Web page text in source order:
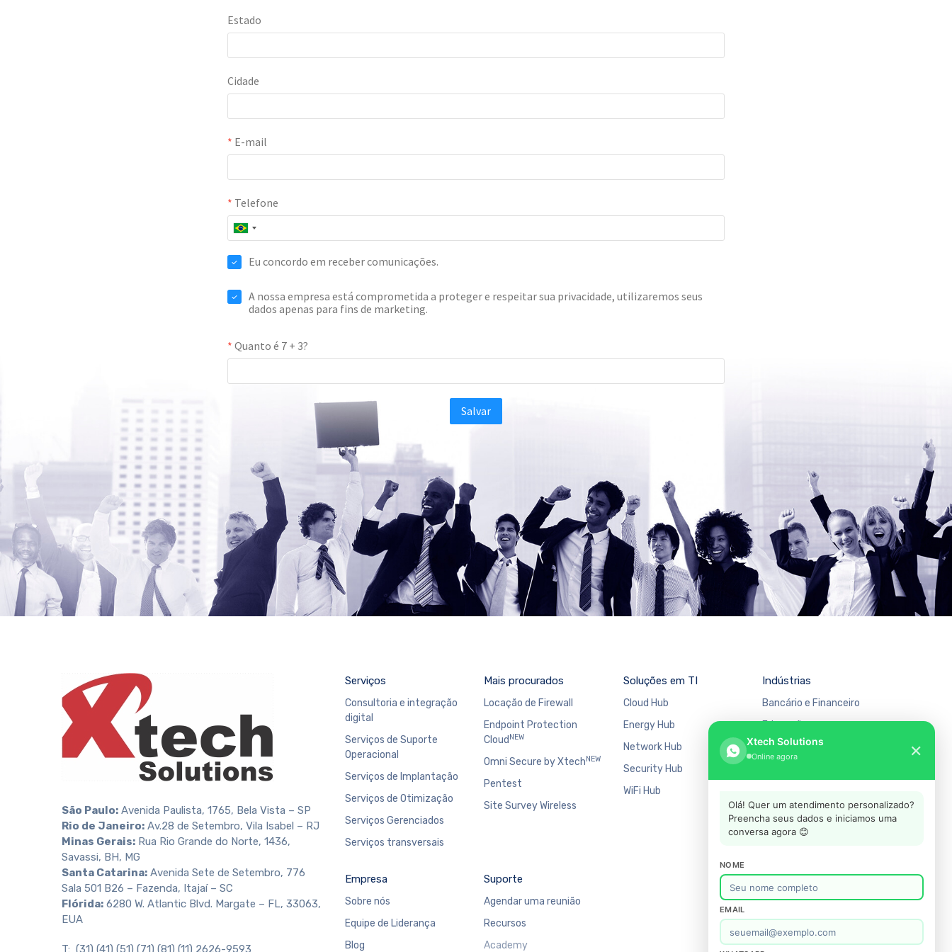
São Paulo: Avenida Paulista, 1765, Bela Vista – SP
Rio de Janeiro: Av.28 de Setembro, Vila Isabel – RJ
Minas Gerais: Rua Rio Grande do Norte, 1436,
Savassi, BH, MG
Santa Catarina: Avenida Sete de Setembro, 776
Sala 501 B26 – Fazenda, Itajaí – SC
Flórida: 6280 W. Atlantic Blvd. Margate – FL, 33063,
EUA
T: (31) (41) (51) (71) (81) (11) 2626-9593
Serviços
Consultoria e integração
digital
Serviços de Suporte
Operacional
Serviços de Implantação
Serviços de Otimização
Serviços Gerenciados
Serviços transversais
Mais procurados
Locação de Firewall
Endpoint Protection
Cloud NEW
Omni Secure by XtechNEW
Pentest
Site Survey Wireless
Soluções em TI
Cloud Hub
Energy Hub
Network Hub
Security Hub
WiFi Hub
Indústrias
Bancário e Financeiro
Educação
Manufatura
Empresa
Sobre nós
Equipe de Liderança
Blog
Suporte
Agendar uma reunião
Recursos
Academy
Xtech Solutions
Online agora ✕
Olá! Quer um atendimento personalizado?
Preencha seus dados e iniciamos uma
conversa agora 😊
NOME
EMAIL